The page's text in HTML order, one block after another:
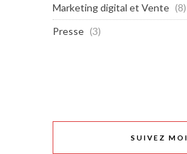
Marketing digital et Vente (8)
Presse (3)
SUIVEZ MOI